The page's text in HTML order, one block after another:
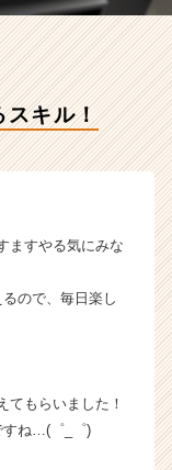
キル！
ますやる気にみな
ので、毎日楽し
てもらいました！
すね…(゜_゜)